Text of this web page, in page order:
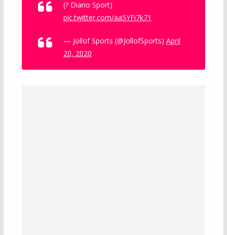
(? Diario Sport)
pic.twitter.com/aa5YFi7k71
— Jollof Sports (@JollofSports) April
20, 2020